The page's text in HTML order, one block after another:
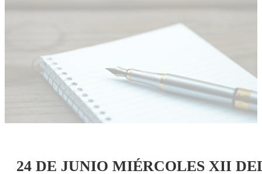
24 DE JUNIO MIÉRCOLES XII